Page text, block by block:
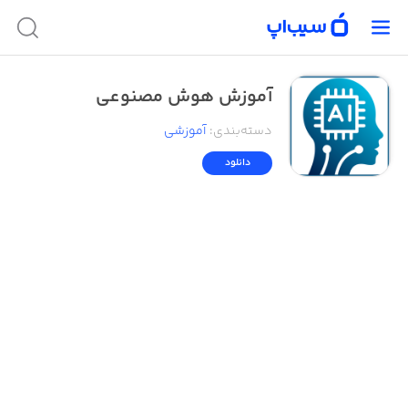
آموزش هوش مصنوعي
دسته‌بندی:آموزشی
دانلود